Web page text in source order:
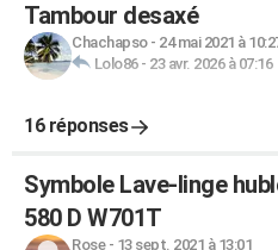
Tambour desaxé
Chachapso- 24 mai 2021 à
Lolo86- 23 avr. 2026 à 07:16
16 réponses
Symbole Lave-linge
580 D W701T
Rose- 13 sept. 2021 à 13:01